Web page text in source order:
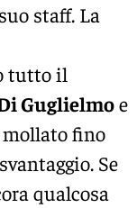
staff. La
tutto il
Guglielmoe
mollato fino
Se
qualcosa